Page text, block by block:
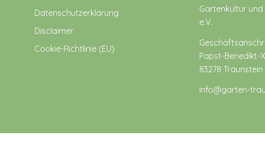
Datenschutzerklärung
Disclaimer
Cookie-Richtlinie (EU)
Gartenkultur
e.V.
Papst-Benedikt-
83278 Traunstein
info@garten-